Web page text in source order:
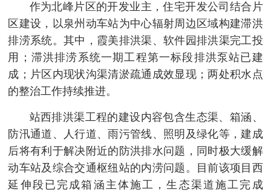
作为北峰片区的开发业主，住宅开发公司结合片
区建设，以泉州动车站为中心辐射周边区域构建滞洪
排涝系统。其中，霞美排洪渠、软件园排洪渠完工投
用；滞洪排涝系统一期工程第一标段排洪泵站已建
成；片区内现状沟渠清淤疏通成效显现；两处积水点
的整治工作持续推进。
站西排洪渠工程的建设内容包含生态渠、箱涵、
防汛通道、人行道、雨污管线、照明及绿化等，建成
后将有利于解决附近的防洪排水问题，同时极大缓解
动车站及综合交通枢纽站的内涝问题。目前该项目西
延伸段已完成箱涵主体施工，生态渠道施工完成